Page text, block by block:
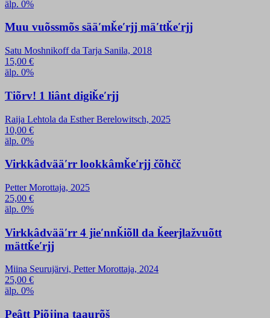
älp. 0%
Muu vuõssmõs sääʹmǩeʹrjj mäʹttǩeʹrjj
Satu Moshnikoff da Tarja Sanila, 2018
15,00 €
älp. 0%
Tiõrv! 1 liânt digiǩeʹrjj
Raija Lehtola da Esther Berelowitsch, 2025
10,00 €
älp. 0%
Virkkâdvääʹrr lookkâmǩeʹrjj čõhčč
Petter Morottaja, 2025
25,00 €
älp. 0%
Virkkâdvääʹrr 4 jieʹnnǩiõll da ǩeerjlažvuõtt
mättǩeʹrjj
Miina Seurujärvi, Petter Morottaja, 2024
25,00 €
älp. 0%
Peâtt Piõjjna taaurõš